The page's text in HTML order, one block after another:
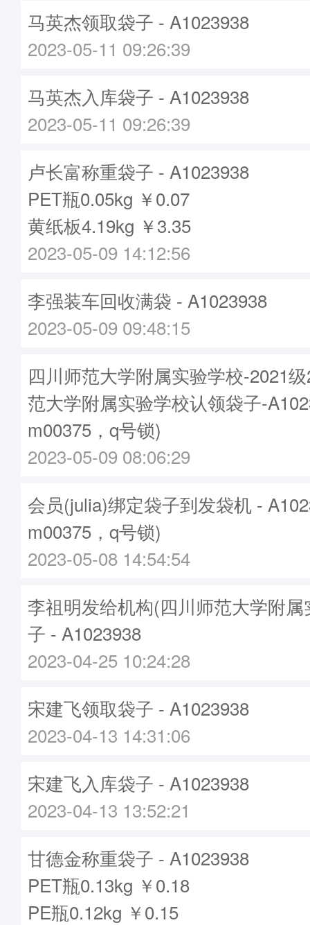
马英杰领取袋子 - A1023938
2023-05-11 09:26:39
马英杰入库袋子 - A1023938
2023-05-11 09:26:39
卢长富称重袋子 - A1023938
PET瓶0.05kg ￥0.07
黄纸板4.19kg ￥3.35
2023-05-09 14:12:56
李强装车回收满袋 - A1023938
2023-05-09 09:48:15
四川师范大学附属实验学校-2021
范大学附属实验学校认领袋子-
m00375，q号锁)
2023-05-09 08:06:29
会员(julia)绑定袋子到发袋机 -
m00375，q号锁)
2023-05-08 14:54:54
李祖明发给机构(四川师范大学附
子 - A1023938
2023-04-25 10:24:28
宋建飞领取袋子 - A1023938
2023-04-13 14:31:06
宋建飞入库袋子 - A1023938
2023-04-13 13:52:21
甘德金称重袋子 - A1023938
PET瓶0.13kg ￥0.18
PE瓶0.12kg ￥0.15